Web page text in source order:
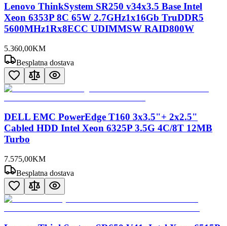
Lenovo ThinkSystem SR250 v34x3.5 Base Intel
Xeon 6353P 8C 65W 2.7GHz1x16Gb TruDDR5
5600MHz1Rx8ECC UDIMMSW RAID800W
5.360,00KM
Besplatna dostava
DELL EMC PowerEdge T160 3x3.5"+ 2x2.5"
Cabled HDD Intel Xeon 6325P 3.5G 4C/8T 12MB
Turbo
7.575,00KM
Besplatna dostava